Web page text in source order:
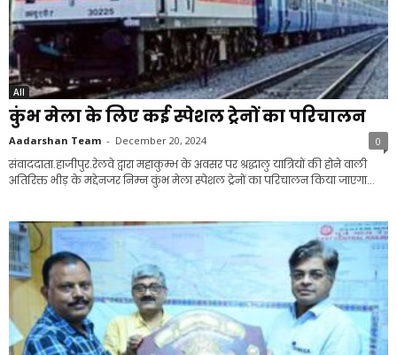
All
कुंभ मेला के लिए कई स्पेशल ट्रेनों का परिचालन
Aadarshan Team - December 20, 2024 0
संवाददाता.हाजीपुर.रेलवे द्वारा महाकुम्भ के अवसर पर श्रद्धालु यात्रियों की होने वाली
अतिरिक्त भीड़ के मद्देनजर निम्न कुंभ मेला स्पेशल ट्रेनों का परिचालन किया जाएगा...